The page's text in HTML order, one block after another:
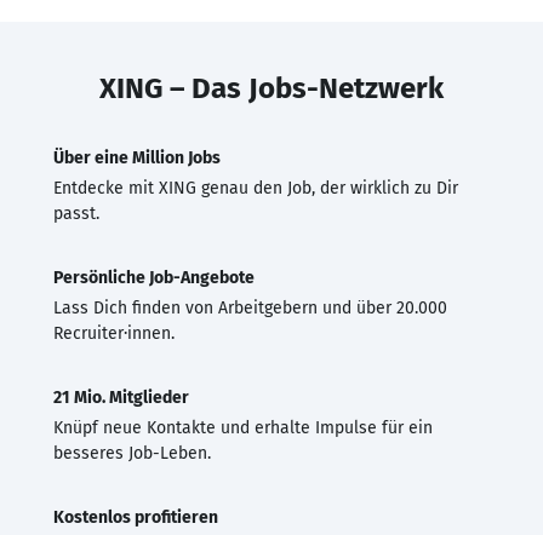
XING – Das Jobs-Netzwerk
Über eine Million Jobs
Entdecke mit XING genau den Job, der wirklich zu Dir
passt.
Persönliche Job-Angebote
Lass Dich finden von Arbeitgebern und über 20.000
Recruiter·innen.
21 Mio. Mitglieder
Knüpf neue Kontakte und erhalte Impulse für ein
besseres Job-Leben.
Kostenlos profitieren